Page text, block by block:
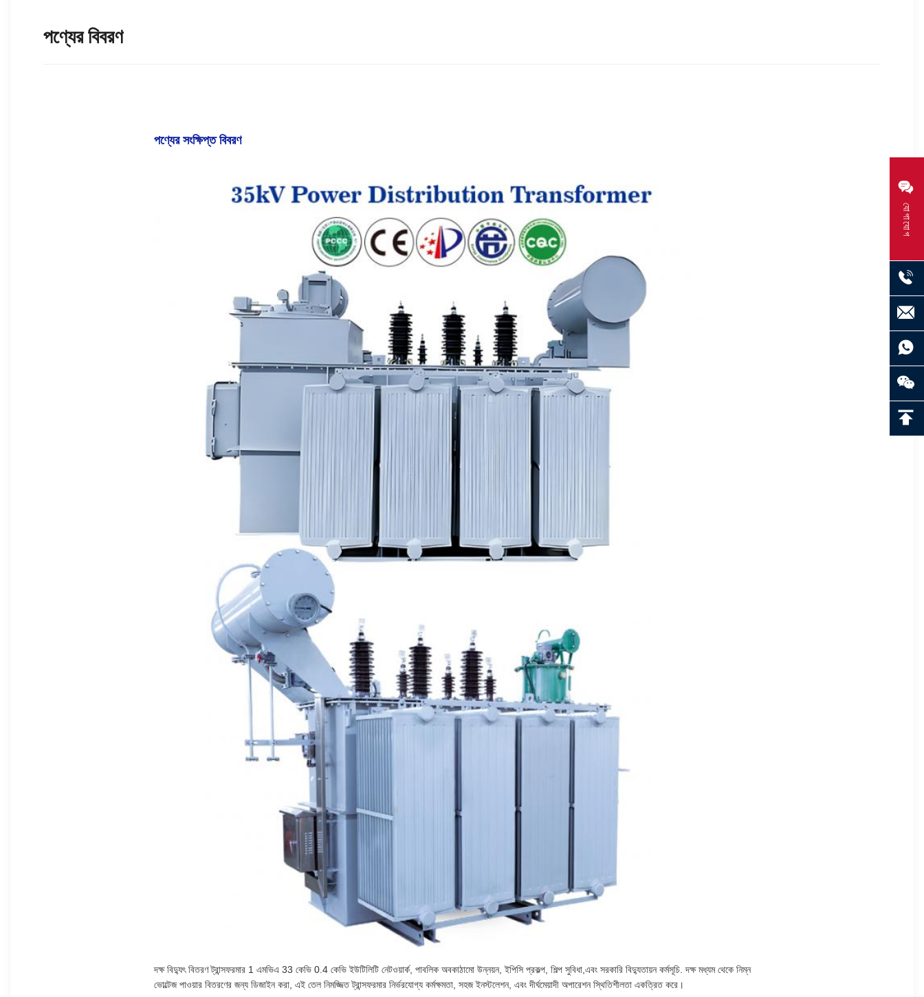
যোগাযোগ
পণ্যের বিবরণ
পণ্যের সংক্ষিপ্ত বিবরণ
দক্ষ বিদ্যুৎ বিতরণ ট্রান্সফরমার 1 এমভিএ 33 কেভি 0.4 কেভি ইউটিলিটি নেটওয়ার্ক, পাবলিক অবকাঠামো উন্নয়ন, ইপিসি প্রকল্প, শিল্প সুবিধা,এবং সরকারি বিদ্যুতায়ন কর্মসূচি. দক্ষ মধ্যম থেকে নিম্ন
ভোল্টেজ পাওয়ার বিতরণের জন্য ডিজাইন করা, এই তেল নিমজ্জিত ট্রান্সফরমার নির্ভরযোগ্য কর্মক্ষমতা, সহজ ইনস্টলেশন, এবং দীর্ঘমেয়াদী অপারেশন স্থিতিশীলতা একত্রিত করে।